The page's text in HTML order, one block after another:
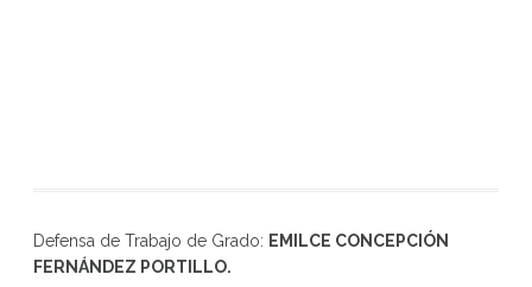
Defensa de Trabajo de Grado: EMILCE CONCEPCIÓN
FERNÁNDEZ PORTILLO.